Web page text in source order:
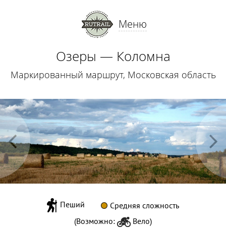
Меню
Озеры — Коломна
Маркированный маршрут, Московская область
Пеший
Средняя сложность
(Возможно:
Вело)